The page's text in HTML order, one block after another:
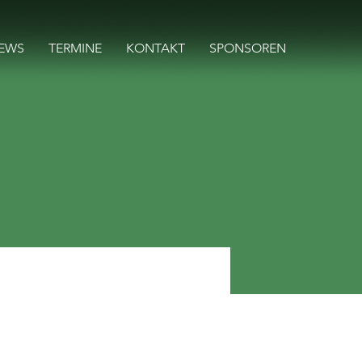
TERMINE KONTAKT SPONSOREN